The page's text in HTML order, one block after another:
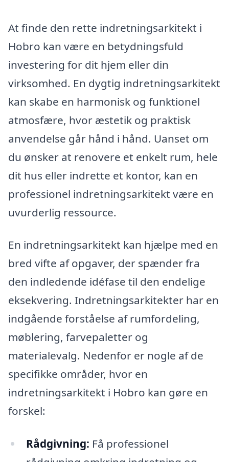
At finde den rette indretningsarkitekt i
Hobro kan være en betydningsfuld
investering for dit hjem eller din
virksomhed. En dygtig indretningsarkitekt
kan skabe en harmonisk og funktionel
atmosfære, hvor æstetik og praktisk
anvendelse går hånd i hånd. Uanset om
du ønsker at renovere et enkelt rum, hele
dit hus eller indrette et kontor, kan en
professionel indretningsarkitekt være en
uvurderlig ressource.
En indretningsarkitekt kan hjælpe med en
bred vifte af opgaver, der spænder fra
den indledende idéfase til den endelige
eksekvering. Indretningsarkitekter har en
indgående forståelse af rumfordeling,
møblering, farvepaletter og
materialevalg. Nedenfor er nogle af de
specifikke områder, hvor en
indretningsarkitekt i Hobro kan gøre en
forskel:
Rådgivning: Få professionel